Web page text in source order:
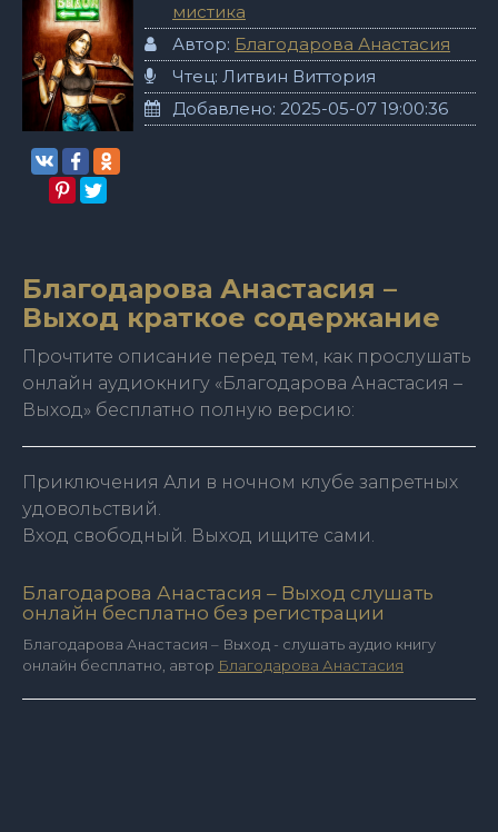
мистика
Автор: Благодарова Анастасия
Чтец: Литвин Виттория
Добавлено: 2025-05-07 19:00:36
Благодарова Анастасия –
Выход краткое содержание
Прочтите описание перед тем, как прослушать
онлайн аудиокнигу «Благодарова Анастасия –
Выход» бесплатно полную версию:
Приключения Али в ночном клубе запретных
удовольствий.
Вход свободный. Выход ищите сами.
Благодарова Анастасия – Выход слушать
онлайн бесплатно без регистрации
Благодарова Анастасия – Выход - слушать аудио книгу
онлайн бесплатно, автор Благодарова Анастасия